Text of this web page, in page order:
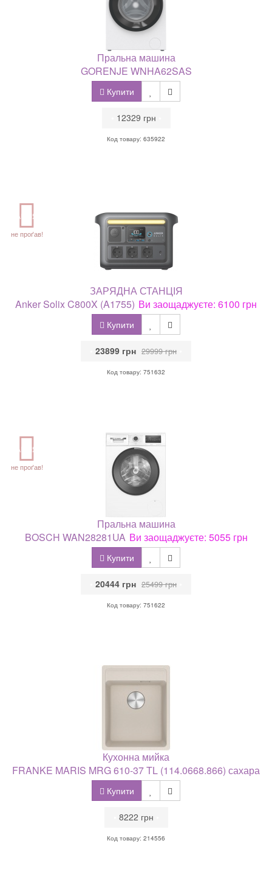
Пральна машина
GORENJE WNHA62SAS
Купити
12329 грн
Код товару: 635922
АКЦІЯ
не проґав!
ЗАРЯДНА СТАНЦІЯ
Anker Solix C800X (A1755) Ви заощаджуєте: 6100 грн
Купити
23899 грн 29999 грн
Код товару: 751632
АКЦІЯ
не проґав!
Пральна машина
BOSCH WAN28281UA Ви заощаджуєте: 5055 грн
Купити
20444 грн 25499 грн
Код товару: 751622
Кухонна мийка
FRANKE MARIS MRG 610-37 TL (114.0668.866) сахара
Купити
8222 грн
Код товару: 214556